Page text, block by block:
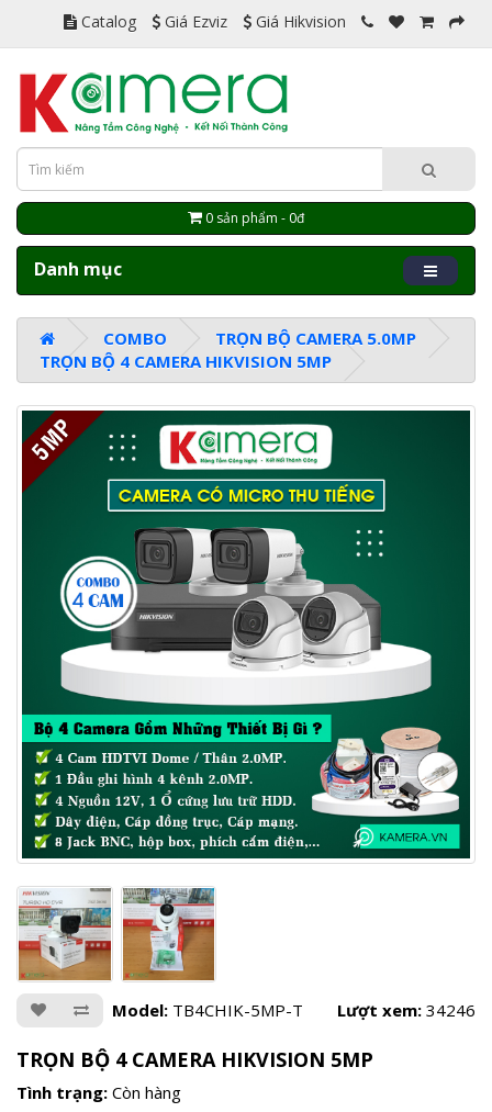
Catalog Giá Ezviz Giá Hikvision
0 sản phẩm - 0đ
Danh mục
COMBO
TRỌN BỘ CAMERA 5.0MP
TRỌN BỘ 4 CAMERA HIKVISION 5MP
Model: TB4CHIK-5MP-T Lượt xem: 34246
TRỌN BỘ 4 CAMERA HIKVISION 5MP
Tình trạng: Còn hàng